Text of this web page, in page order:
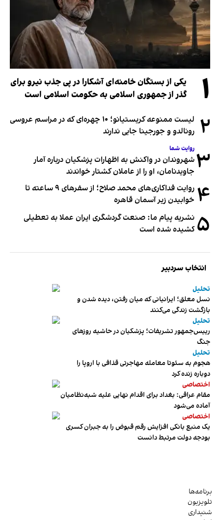
۱
یکی از بستگان خامنه‌ای آشکارا در پی جذب نیرو برای
گذر از جمهوری اسلامی به حکومت اسلامی است
۲
لیست ممنوعه کریستیانو؛ ۱۰ چهره‌ای که در مراسم عروسی
رونالدو و جورجینا جایی ندارند
۳ روایت شما
شهروندان در واکنش به اظهارات پزشکیان درباره آمار
جاویدنامان، او را از عاملان کشتار خواندند
۴
روایت فداکاری‌های محمد صلاح؛ از سفرهای ۹ ساعته تا
خوابیدن زیر آسمان قاهره
۵ نشریه پیام ما: صنعت گردشگری ایران عملا به تعطیلی
کشیده شده است
انتخاب سردبیر
تحلیل
نسل معلق؛ ایرانیانی که میان رفتن، دیده شدن و
بازگشت زندگی می‌کنند
تحلیل
رییس‌جمهور تشریفات؛ پزشکیان در حاشیه روزهای
جنگ
تحلیل
هجوم به سئوتا معامله مهاجرتی قذافی با اروپا را
دوباره زنده کرد
اختصاصی
مقام عراقی: بغداد برای اقدام نهایی علیه شبه‌نظامیان
آماده می‌شود
اختصاصی
یک منبع بانکی افزایش رقم قبوض را به جبران کسری
بودجه دولت مرتبط دانست
برنامه‌ها
تلویزیون
شنیداری